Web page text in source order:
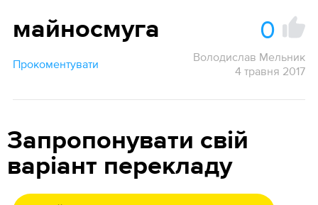
майносмуга 0
Прокоментувати
Володислав Мельник
4 травня 2017
Запропонувати свій
варіант перекладу